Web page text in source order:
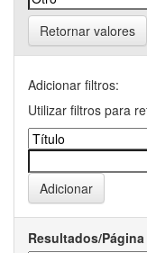
Retornar valores
Adicionar filtros:
Utilizar filtros para
Resultados/Página